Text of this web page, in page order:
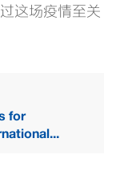
这场疫情至关
for